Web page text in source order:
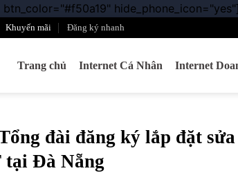
hide_phone_icon="yes"]
Khuyến mãi Đăng ký nhanh
Trang chủ Internet Cá Nhân Internet
đài đăng ký lắp đặt
tại Đà Nẵng